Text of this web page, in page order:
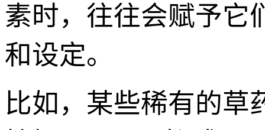
素时，往往会赋予它
和设定。
比如，某些稀有的草